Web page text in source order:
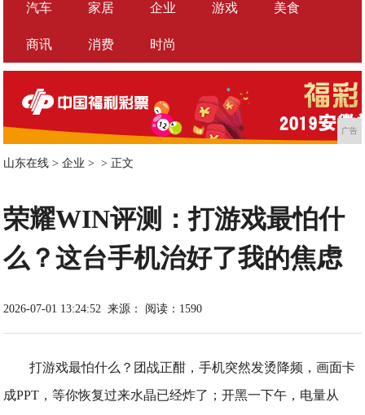
汽车 家居 企业 游戏 美食
商讯 消费 时尚
广告
山东在线 >企业 > > 正文
荣耀WIN评测：打游戏最怕什
么？这台手机治好了我的焦虑
2026-07-01 13:24:52 来源： 阅读：1590
打游戏最怕什么？团战正酣，手机突然发烫降频，画面卡
成PPT，等你恢复过来水晶已经炸了；开黑一下午，电量从